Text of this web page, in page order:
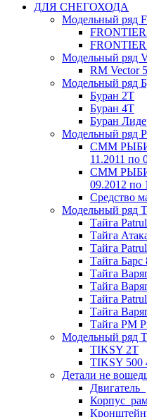
ДЛЯ СНЕГОХОДА
Модельный ряд
Модельный ряд
RM Vector
Модельный ряд
Буран 2Т
Буран 4Т
Буран
Модельный ряд
СММ
11.2011 по
СММ
09.2012 по
Средство
Модельный ряд
Тайга
Тайга
Тайга
Тайга Барс
Тайга
Тайга
Тайга
Тайга
Тайга РМ
Модельный ряд
TIKSY 2T
TIKSY 500
Детали не
Двигатель_